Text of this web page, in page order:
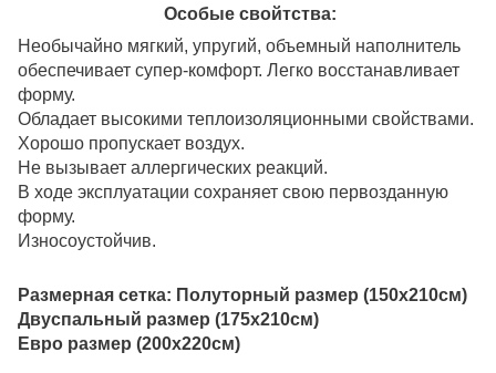
Особые свойтства:
Необычайно мягкий, упругий, объемный наполнитель
обеспечивает супер-комфорт. Легко восстанавливает
форму.
Обладает высокими теплоизоляционными свойствами.
Хорошо пропускает воздух.
Не вызывает аллергических реакций.
В ходе эксплуатации сохраняет свою первозданную
форму.
Износоустойчив.
Размерная сетка: Полуторный размер (150х210см)
Двуспальный размер (175х210см)
Евро размер (200х220см)